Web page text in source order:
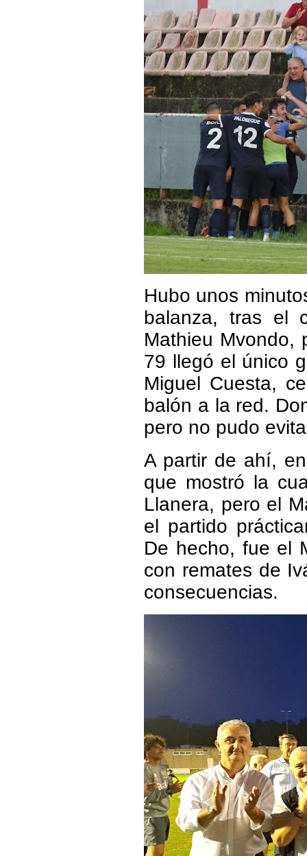
Hubo unos
balanza, tras el
Mathieu Mvondo,
79 llegó el único
Miguel Cuesta,
balón a la red.
pero no pudo
A partir de ahí,
que mostró la
Llanera, pero el
el partido
De hecho, fue el
con remates de
consecuencias.